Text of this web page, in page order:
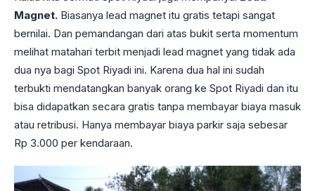
Magnet. Biasanya lead magnet itu gratis tetapi sangat
bernilai. Dan pemandangan dari atas bukit serta momentum
melihat matahari terbit menjadi lead magnet yang tidak ada
dua nya bagi Spot Riyadi ini. Karena dua hal ini sudah
terbukti mendatangkan banyak orang ke Spot Riyadi dan itu
bisa didapatkan secara gratis tanpa membayar biaya masuk
atau retribusi. Hanya membayar biaya parkir saja sebesar
Rp 3.000 per kendaraan.